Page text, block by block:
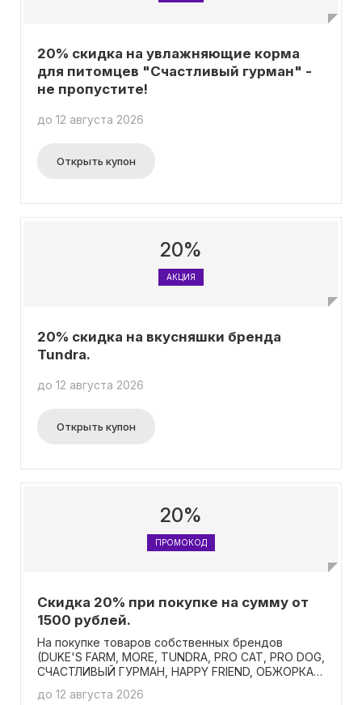
20% скидка на увлажняющие корма
для питомцев "Счастливый гурман" -
не пропустите!
до 12 августа 2026
Открыть купон
20%
АКЦИЯ
20% скидка на вкусняшки бренда
Tundra.
до 12 августа 2026
Открыть купон
20%
ПРОМОКОД
Скидка 20% при покупке на сумму от
1500 рублей.
На покупке товаров собственных брендов
(DUKE'S FARM, MORE, TUNDRA, PRO CAT, PRO DOG,
СЧАСТЛИВЫЙ ГУРМАН, HAPPY FRIEND, ОБЖОРКА,
сможете сэкономить 20%.
до 12 августа 2026